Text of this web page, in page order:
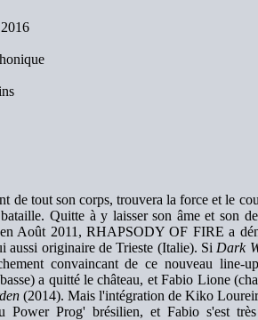
de tout son corps, trouvera la force et le
Quitte à y laisser son âme et son
Août 2011, RHAPSODY OF FIRE a
aussi originaire de Trieste (Italie). Si Dark
convaincant de ce nouveau line-
a quitté le château, et Fabio Lione
(2014). Mais l'intégration de Kiko
Prog' brésilien, et Fabio s'est